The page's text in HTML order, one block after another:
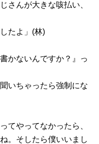
さんが大きな咳払い、
たよ」(林)
かないんですか？』っ
いちゃったら強制にな
てやってなかったら、
。そしたら僕いいまし